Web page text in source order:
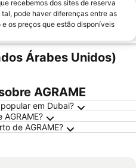
recebemos dos sites de reserva
pode haver diferenças entre as
os preços que estão disponíveis
Árabes Unidos)
AGRAME
em Dubai?
de AGRAME?